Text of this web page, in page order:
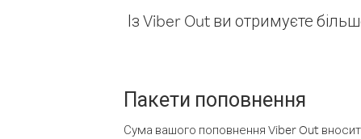
Із Viber Out ви отримуєте
Пакети поповнення
Сума вашого поповнення Viber Out